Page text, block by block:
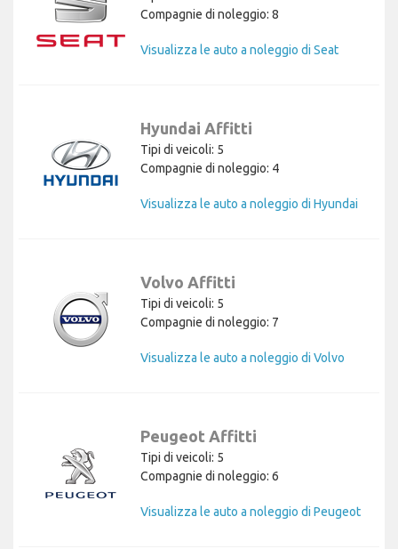
Compagnie di noleggio: 8
Visualizza le auto a noleggio di Seat
Hyundai Affitti
Tipi di veicoli: 5
Compagnie di noleggio: 4
Visualizza le auto a noleggio di Hyundai
Volvo Affitti
Tipi di veicoli: 5
Compagnie di noleggio: 7
Visualizza le auto a noleggio di Volvo
Peugeot Affitti
Tipi di veicoli: 5
Compagnie di noleggio: 6
Visualizza le auto a noleggio di Peugeot